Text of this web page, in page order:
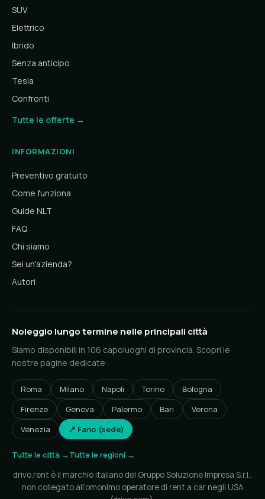
SUV
Elettrico
Ibrido
Senza anticipo
Tesla
Confronti
Tutte le offerte →
INFORMAZIONI
Preventivo gratuito
Come funziona
Guide NLT
FAQ
Chi siamo
Sei un'azienda?
Autori
Noleggio lungo termine nelle principali città
Siamo disponibili in 106 capoluoghi di provincia. Scopri le
nostre pagine dedicate:
Roma Milano Napoli Torino
Bologna
Firenze
Genova Palermo Bari
Verona
Venezia
📍 Fano (sede)
Tutte le città →Tutte le regioni →
drivo.rent è il marchio italiano del Gruppo Soluzione Impresa S.r.l.,
non collegato all’omonimo operatore di rent a car negli USA